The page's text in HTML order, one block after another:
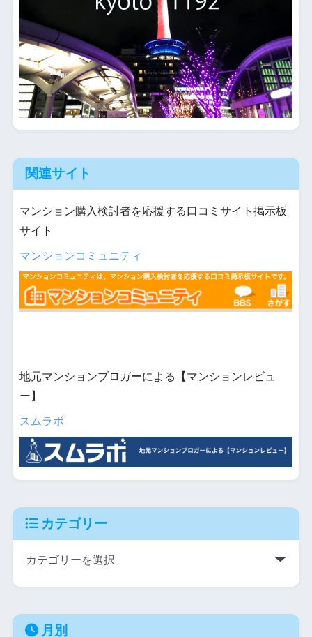
関連サイト
マンション購入検討者を応援する口コミサイト掲示板
サイト
マンションコミュニティ
地元マンションブロガーによる【マンションレビュ
ー】
スムラボ
カテゴリー
月別